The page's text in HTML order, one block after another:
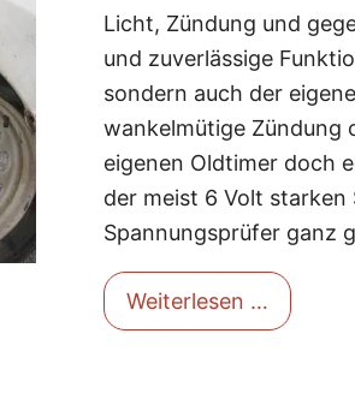
Licht, Zündung und
und zuverlässige
sondern auch der
wankelmütige Zündung
eigenen Oldtimer doch
der meist 6 Volt
Spannungsprüfer ganz
Weiterlesen …